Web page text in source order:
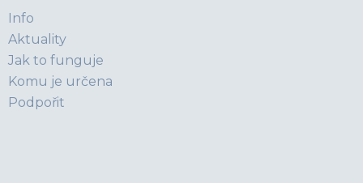
Info
Aktuality
Jak to funguje
Komu je určena
Podpořit